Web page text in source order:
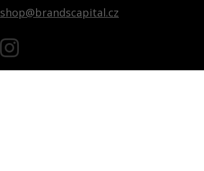
shop@brandscapital.cz